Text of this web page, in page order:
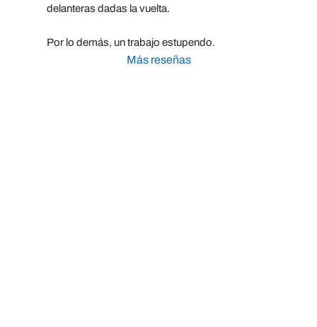
delanteras dadas la vuelta.
Por lo demás, un trabajo estupendo.
Más reseñas